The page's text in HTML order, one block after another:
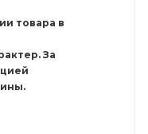
товара в
За